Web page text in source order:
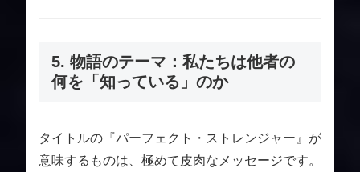
5. 物語のテーマ：私たちは他者の
何を「知っている」のか
タイトルの『パーフェクト・ストレンジャー』が
意味するものは、極めて皮肉なメッセージです。